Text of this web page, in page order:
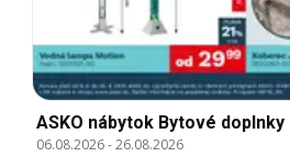
ASKO nábytok Bytové doplnky
06.08.2026-26.08.2026